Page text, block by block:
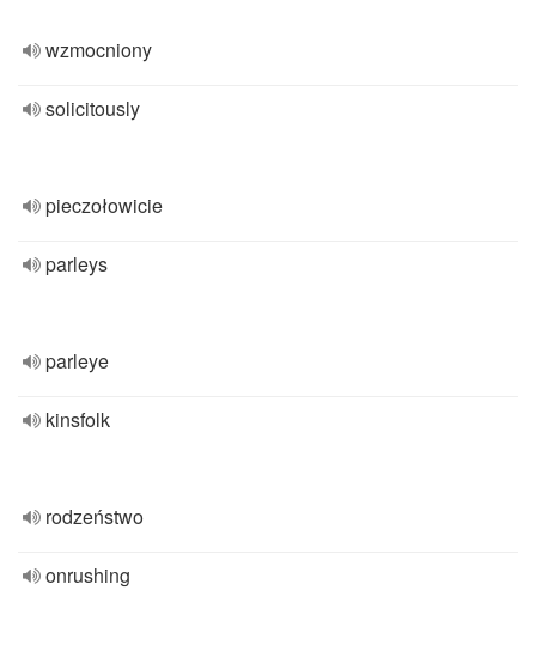
wzmocniony
solicitously
pieczołowicie
parleys
parleye
kinsfolk
rodzeństwo
onrushing